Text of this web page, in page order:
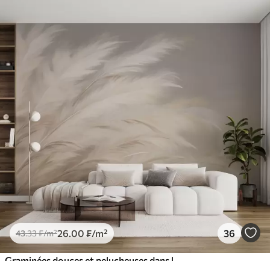
43.33₣/m²26 .00 ₣/m² 36